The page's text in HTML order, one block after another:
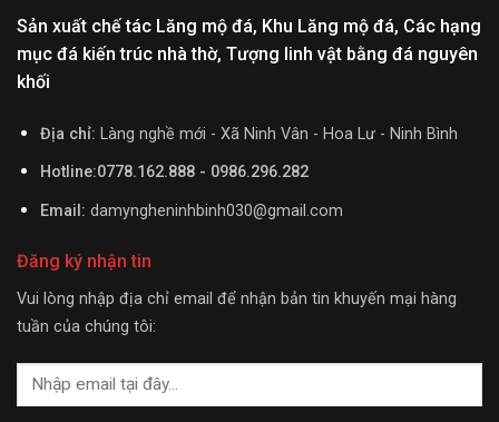
Sản xuất chế tác Lăng mộ đá, Khu Lăng mộ đá, Các hạng
mục đá kiến trúc nhà thờ, Tượng linh vật bằng đá nguyên
khối
Địa chỉ: Làng nghề mới - Xã Ninh Vân - Hoa Lư - Ninh Bình
Hotline:0778.162.888 - 0986.296.282
Email: damyngheninhbinh030@gmail.com
Đăng ký nhận tin
Vui lòng nhập địa chỉ email để nhận bản tin khuyến mại hàng
tuần của chúng tôi: